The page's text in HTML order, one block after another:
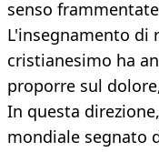
senso
L'insegnamento di
cristianesimo ha
proporre sul
In questa
mondiale segnato